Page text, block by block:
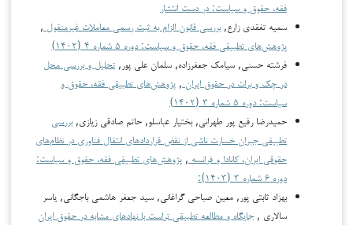
فقه، حقوق و سیاست: در دست انتشار
سمیه تفقدی زارع,بررسی قانون الزام به ثبت رسمی معاملات غیرمنقول ,
پژوهش‌های تطبیقی فقه، حقوق و سیاست: دوره ۵ شماره ۴ (۱۴۰۲)
فرشته حسنی, سیامک جعفرزاده, سلمان علی پور, تحلیل و بررسی محل
در چک و برات در حقوق ایران , پژوهش‌های تطبیقی فقه، حقوق و
سیاست: دوره ۵ شماره ۳ (۱۴۰۲)
حمیدرضا رفیع پور طهرانی, بختیار عباسلو, حاتم صادقی زیازی,بررسی
تطبیقی جبران خسارت ناشی از نقض قراردادهای انتقال فناوری در نظام‌های
حقوقی ایران، کانادا و فرانسه , پژوهش‌های تطبیقی فقه، حقوق و سیاست:
دوره ۶ شماره ۳ (۱۴۰۳):
بهزاد ثابتی پور, معین صباحی گراغانی, سید جعفر هاشمی باجگانی, یاسر
سالاری , جایگاه و مطالعه تطبیقی تراست با نهادهای مشابه در حقوق ایران